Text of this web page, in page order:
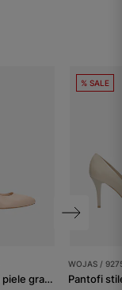
Stiletto bej din piele granulată damă
% SALE
WOJAS /
Pantofi